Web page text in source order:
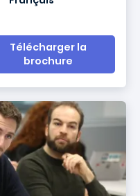
Télécharger la
brochure